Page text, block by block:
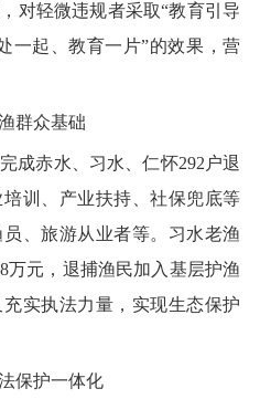
对轻微违规者采取“教育引导
一起、教育一片”的效果，营
群众基础
成赤水、习水、仁怀292 户退
训、产业扶持、社保兜底等
、旅游从业者等。习水老渔
8万元，退捕渔民加入基层护渔
实执法力量，实现生态保护
保护一体化